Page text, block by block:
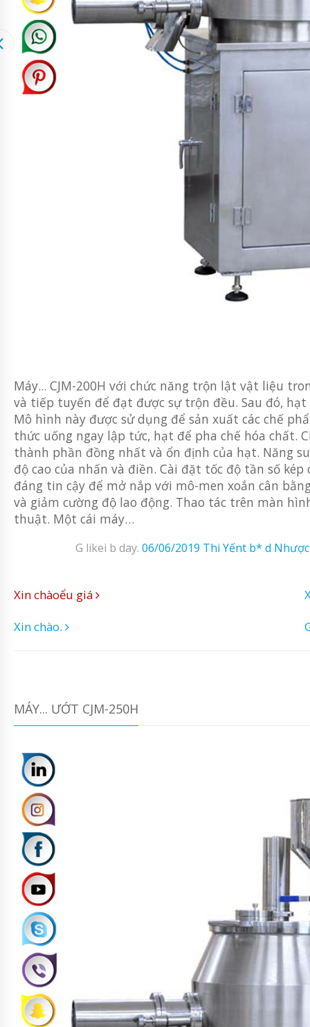
Máy... CJM-200H với chức năng trộn lật vật liệu
và tiếp tuyến để đạt được sự trộn đều. Sau đó,
Mô hình này được sử dụng để sản xuất các chế
thức uống ngay lập tức, hạt để pha chế hóa chất.
thành phần đồng nhất và ổn định của hạt. Năng
độ cao của nhấn và điền. Cài đặt tốc độ tần số
đáng tin cậy để mở nắp với mô-men xoắn cân
và giảm cường độ lao động. Thao tác trên màn
thuật. Một cái máy…
G likei b day. 06/06/2019 Thi Yếnt b* d
Xin chàoểu giá
Xin chào.
MÁY... ƯỚT CJM-250H